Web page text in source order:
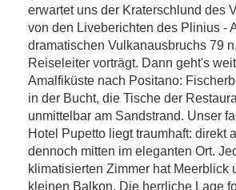
erwartet uns der Kraterschlund des
von den Liveberichten des Plinius -
dramatischen Vulkanausbruchs 79
Reiseleiter vorträgt. Dann geht's
Amalfiküste nach Positano:
in der Bucht, die Tische der
unmittelbar am Sandstrand. Unser
Hotel Pupetto liegt traumhaft: direkt
dennoch mitten im eleganten Ort.
klimatisierten Zimmer hat Meerblick
kleinen Balkon. Die herrliche Lage